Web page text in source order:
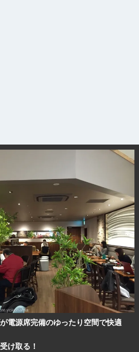
電源席完備のゆったり空間で快適
け取る！